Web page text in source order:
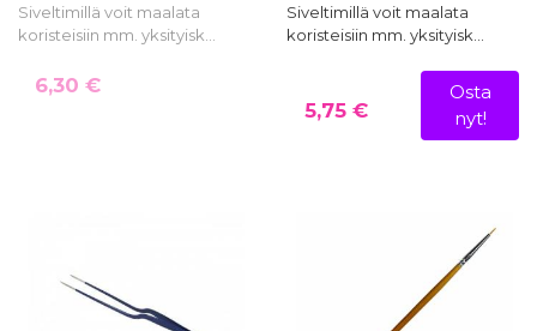
Siveltimillä voit maalata
koristeisiin mm. yksityisk…
6,30 €
Siveltimillä voit maalata
koristeisiin mm. yksityisk…
5,75 €
Osta
nyt!